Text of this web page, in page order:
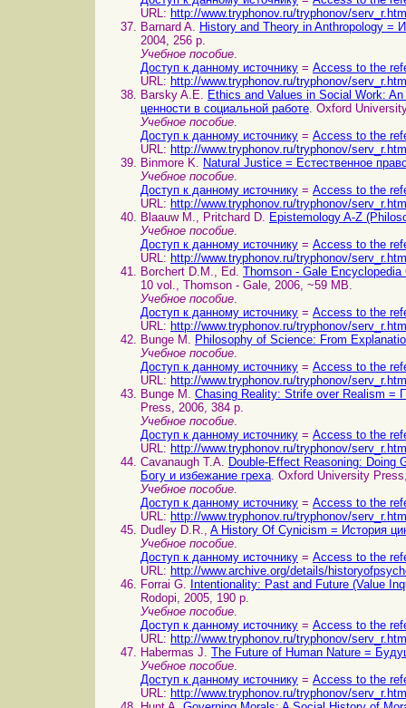
URL: http://www.tryphonov.ru/tryphonov/
Barnard A. History and Theory in Anthropology =
2004, 256 p.
Учебное пособие
Доступ к данному источнику = Access to the
URL: http://www.tryphonov.ru/tryphonov/
Barsky A.E. Ethics and Values in Social Work:
ценности в социальной работе . Oxford
Учебное пособие
Доступ к данному источнику = Access to the
URL: http://www.tryphonov.ru/tryphonov/
Binmore K. Natural Justice = Естественное
Учебное пособие
Доступ к данному источнику = Access to the
URL: http://www.tryphonov.ru/tryphonov/
Blaauw M., Pritchard D. Epistemology A-Z
Учебное пособие
Доступ к данному источнику = Access to the
URL: http://www.tryphonov.ru/tryphonov/
Borchert D.M., Ed. Thomson - Gale
10 vol., Thomson - Gale, 2006, ~59 MB.
Учебное пособие
Доступ к данному источнику = Access to the
URL: http://www.tryphonov.ru/tryphonov/
Bunge M. Philosophy of Science: From
Учебное пособие
Доступ к данному источнику = Access to the
URL: http://www.tryphonov.ru/tryphonov/
Bunge M. Chasing Reality: Strife over Realism =
Press, 2006, 384 p.
Учебное пособие
Доступ к данному источнику = Access to the
URL: http://www.tryphonov.ru/tryphonov/
Cavanaugh T.A. Double-Effect Reasoning: Doing
Богу и избежание греха . Oxford University
Учебное пособие
Доступ к данному источнику = Access to the
URL: http://www.tryphonov.ru/tryphonov/
Dudley D.R., A History Of Cynicism = История
Учебное пособие
Доступ к данному источнику = Access to the
URL: http://www.archive.org/details/
Forrai G. Intentionality: Past and Future (Value
Rodopi, 2005, 190 p.
Учебное пособие
Доступ к данному источнику = Access to the
URL: http://www.tryphonov.ru/tryphonov/
Habermas J. The Future of Human Nature =
Учебное пособие
Доступ к данному источнику = Access to the
URL: http://www.tryphonov.ru/tryphonov/